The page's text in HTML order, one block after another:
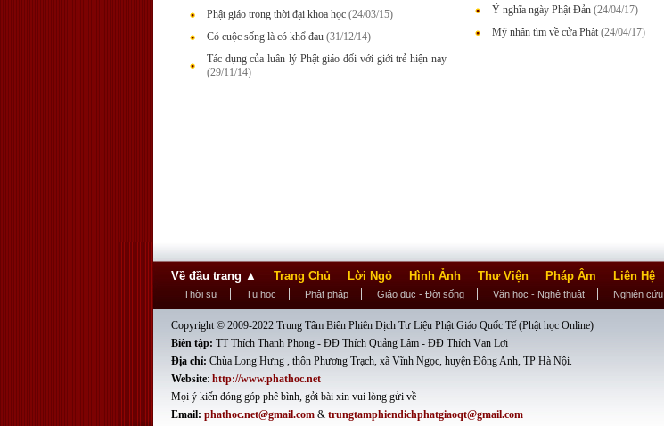
Phật giáo trong thời đại khoa học (24/03/15)
Có cuộc sống là có khổ đau (31/12/14)
Tác dụng của luân lý Phật giáo đối với giới trẻ hiện nay
(29/11/14)
Ý nghĩa ngày Phật Đản (24/04/17)
Mỹ nhân tìm về cửa Phật (24/04/17)
Về đầu trang ▲ Trang Chủ Lời Ngỏ Hình Ảnh Thư Viện Pháp Âm Liên Hệ
Thời sự Tu học Phật pháp Giáo dục - Đời sống Văn học - Nghệ thuật Nghiên cứu
Copyright © 2009-2022 Trung Tâm Biên Phiên Dịch Tư Liệu Phật Giáo Quốc Tế (Phật học Online)
Biên tập: TT Thích Thanh Phong - ĐĐ Thích Quảng Lâm - ĐĐ Thích Vạn Lợi
Địa chỉ: Chùa Long Hưng , thôn Phương Trạch, xã Vĩnh Ngọc, huyện Đông Anh, TP Hà Nội.
Website: http://www.phathoc.net
Mọi ý kiến đóng góp phê bình, gởi bài xin vui lòng gửi về
Email: phathoc.net@gmail.com & trungtamphiendichphatgiaoqt@gmail.com